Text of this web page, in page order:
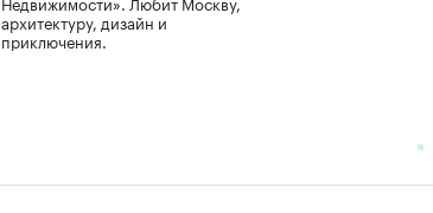
архитектуру, дизайн и
приключения.